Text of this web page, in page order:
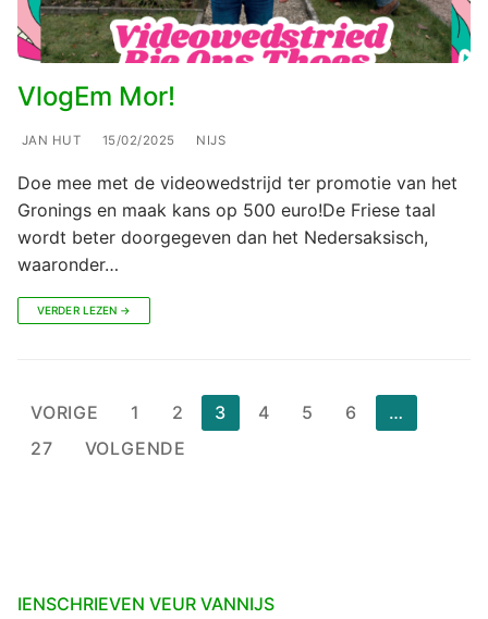
VlogEm Mor!
JAN HUT 15/02/2025 NIJS
Doe mee met de videowedstrijd ter promotie van het
Gronings en maak kans op 500 euro!De Friese taal
wordt beter doorgegeven dan het Nedersaksisch,
waaronder…
VERDER LEZEN →
Berichten
paginering
VORIGE 1 2 3 4 5 6
…
27
VOLGENDE
IENSCHRIEVEN VEUR VANNIJS